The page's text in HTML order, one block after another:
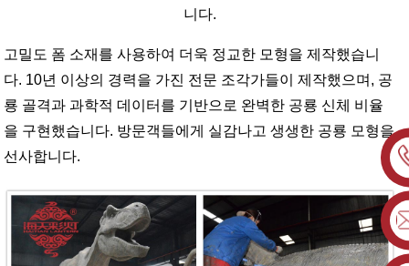
니다.
고밀도 폼 소재를 사용하여 더욱 정교한 모형을 제작했습니
다. 10년 이상의 경력을 가진 전문 조각가들이 제작했으며, 공
룡 골격과 과학적 데이터를 기반으로 완벽한 공룡 신체 비율
을 구현했습니다. 방문객들에게 실감나고 생생한 공룡 모형을
선사합니다.